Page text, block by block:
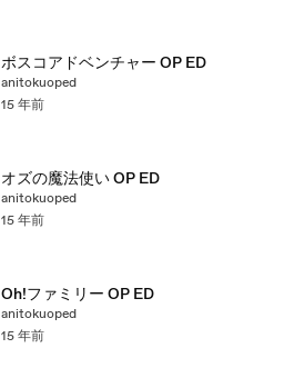
ボスコアドベンチャー OP ED
anitokuoped
15 年前
オズの魔法使い OP ED
anitokuoped
15 年前
Oh!ファミリー OP ED
anitokuoped
15 年前